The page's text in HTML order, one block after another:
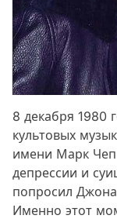
8 декабря 1980
культовых
имени Марк
депрессии и
попросил
Именно этот